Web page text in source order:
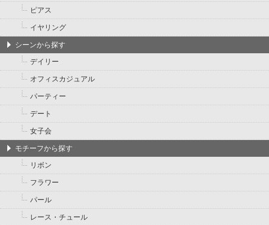
ピアス
イヤリング
シーンから探す
デイリー
オフィスカジュアル
パーティー
デート
女子会
モチーフから探す
リボン
フラワー
パール
レース・チュール